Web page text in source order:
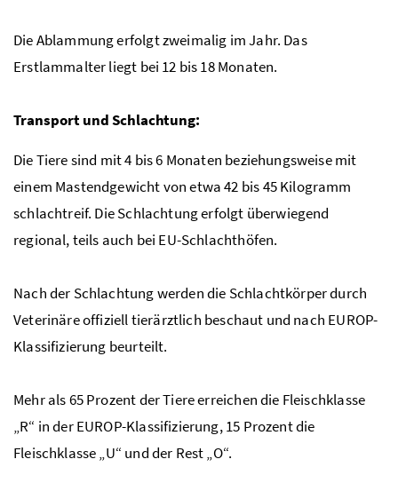
Die Ablammung erfolgt zweimalig im Jahr. Das
Erstlammalter liegt bei 12 bis 18 Monaten.
Transport und Schlachtung:
Die Tiere sind mit 4 bis 6 Monaten beziehungsweise mit
einem Mastendgewicht von etwa 42 bis 45 Kilogramm
schlachtreif. Die Schlachtung erfolgt überwiegend
regional, teils auch bei EU-Schlachthöfen.
Nach der Schlachtung werden die Schlachtkörper durch
Veterinäre offiziell tierärztlich beschaut und nach EUROP-
Klassifizierung beurteilt.
Mehr als 65 Prozent der Tiere erreichen die Fleischklasse
„R“ in der EUROP-Klassifizierung, 15 Prozent die
Fleischklasse „U“ und der Rest „O“.